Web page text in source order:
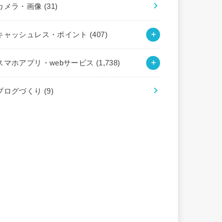
メラ・画像 (31)
ャッシュレス・ポイント (407)
マホアプリ・webサービス (1,738)
ログづくり (9)